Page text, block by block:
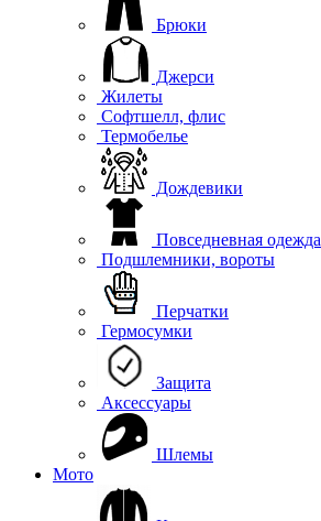
Брюки
Джерси
Жилеты
Софтшелл, флис
Термобелье
Дождевики
Повседневная одежда
Подшлемники, вороты
Перчатки
Гермосумки
Защита
Аксессуары
Шлемы
Мото